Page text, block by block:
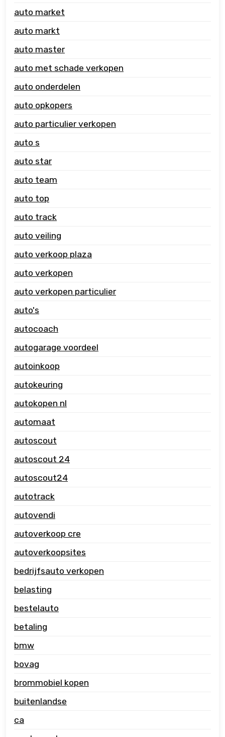
auto market
auto markt
auto master
auto met schade verkopen
auto onderdelen
auto opkopers
auto particulier verkopen
auto s
auto star
auto team
auto top
auto track
auto veiling
auto verkoop plaza
auto verkopen
auto verkopen particulier
auto's
autocoach
autogarage voordeel
autoinkoop
autokeuring
autokopen nl
automaat
autoscout
autoscout 24
autoscout24
autotrack
autovendi
autoverkoop cre
autoverkoopsites
bedrijfsauto verkopen
belasting
bestelauto
betaling
bmw
bovag
brommobiel kopen
buitenlandse
ca